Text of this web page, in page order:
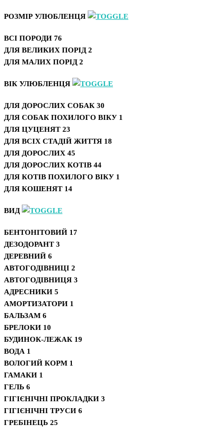
РОЗМІР УЛЮБЛЕНЦЯ
ВСІ ПОРОДИ 76
ДЛЯ ВЕЛИКИХ ПОРІД 2
ДЛЯ МАЛИХ ПОРІД 2
ВІК УЛЮБЛЕНЦЯ
ДЛЯ ДОРОСЛИХ СОБАК 30
ДЛЯ СОБАК ПОХИЛОГО ВІКУ 1
ДЛЯ ЦУЦЕНЯТ 23
ДЛЯ ВСІХ СТАДІЙ ЖИТТЯ 18
ДЛЯ ДОРОСЛИХ 45
ДЛЯ ДОРОСЛИХ КОТІВ 44
ДЛЯ КОТІВ ПОХИЛОГО ВІКУ 1
ДЛЯ КОШЕНЯТ 14
ВИД
БЕНТОНІТОВИЙ 17
ДЕЗОДОРАНТ 3
ДЕРЕВНИЙ 6
АВТОГОДІВНИЦІ 2
АВТОГОДІВНИЦЯ 3
АДРЕСНИКИ 5
АМОРТИЗАТОРИ 1
БАЛЬЗАМ 6
БРЕЛОКИ 10
БУДИНОК-ЛЕЖАК 19
ВОДА 1
ВОЛОГИЙ КОРМ 1
ГАМАКИ 1
ГЕЛЬ 6
ГІГІЄНІЧНІ ПРОКЛАДКИ 3
ГІГІЄНІЧНІ ТРУСИ 6
ГРЕБІНЕЦЬ 25